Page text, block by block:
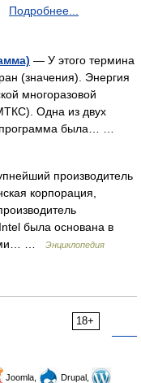
Подробнее...
— У этого термина
(значения). Энергия
многоразовой
Одна из двух
программа была… …
производитель
корпорация,
была основана в
…
Энциклопедия
18+
Joomla, Drupal,